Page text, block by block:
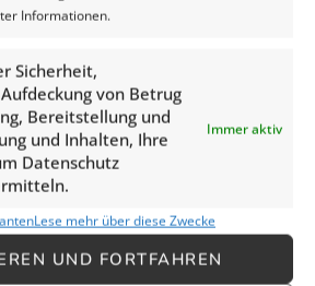
Informationen.
Sicherheit,
von Betrug
Bereitstellung und
und Inhalten, Ihre
Datenschutz
Immer aktiv
Lese mehr über diese Zwecke
UND FORTFAHREN
Hove, Kamperveen